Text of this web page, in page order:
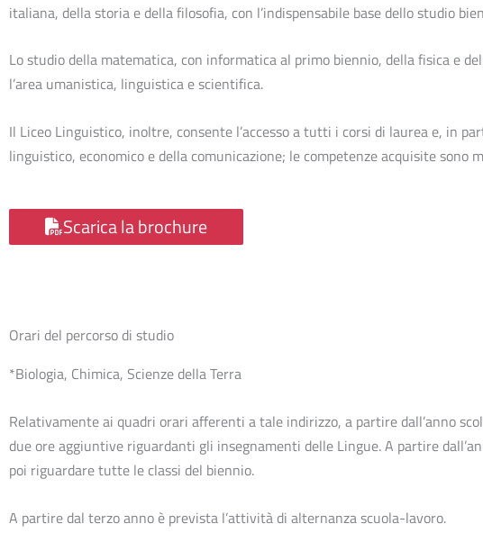
italiana, della storia e della filosofia, con l’indispensabile base dello studio
Lo studio della matematica, con informatica al primo biennio, della fisica e
l’area umanistica, linguistica e scientifica.
Il Liceo Linguistico, inoltre, consente l’accesso a tutti i corsi di laurea e, in
linguistico, economico e della comunicazione; le competenze acquisite sono
Scarica la brochure
Orari del percorso di studio
*Biologia, Chimica, Scienze della Terra
Relativamente ai quadri orari afferenti a tale indirizzo, a partire dall’anno
due ore aggiuntive riguardanti gli insegnamenti delle Lingue. A partire
poi riguardare tutte le classi del biennio.
A partire dal terzo anno è prevista l’attività di alternanza scuola-lavoro.